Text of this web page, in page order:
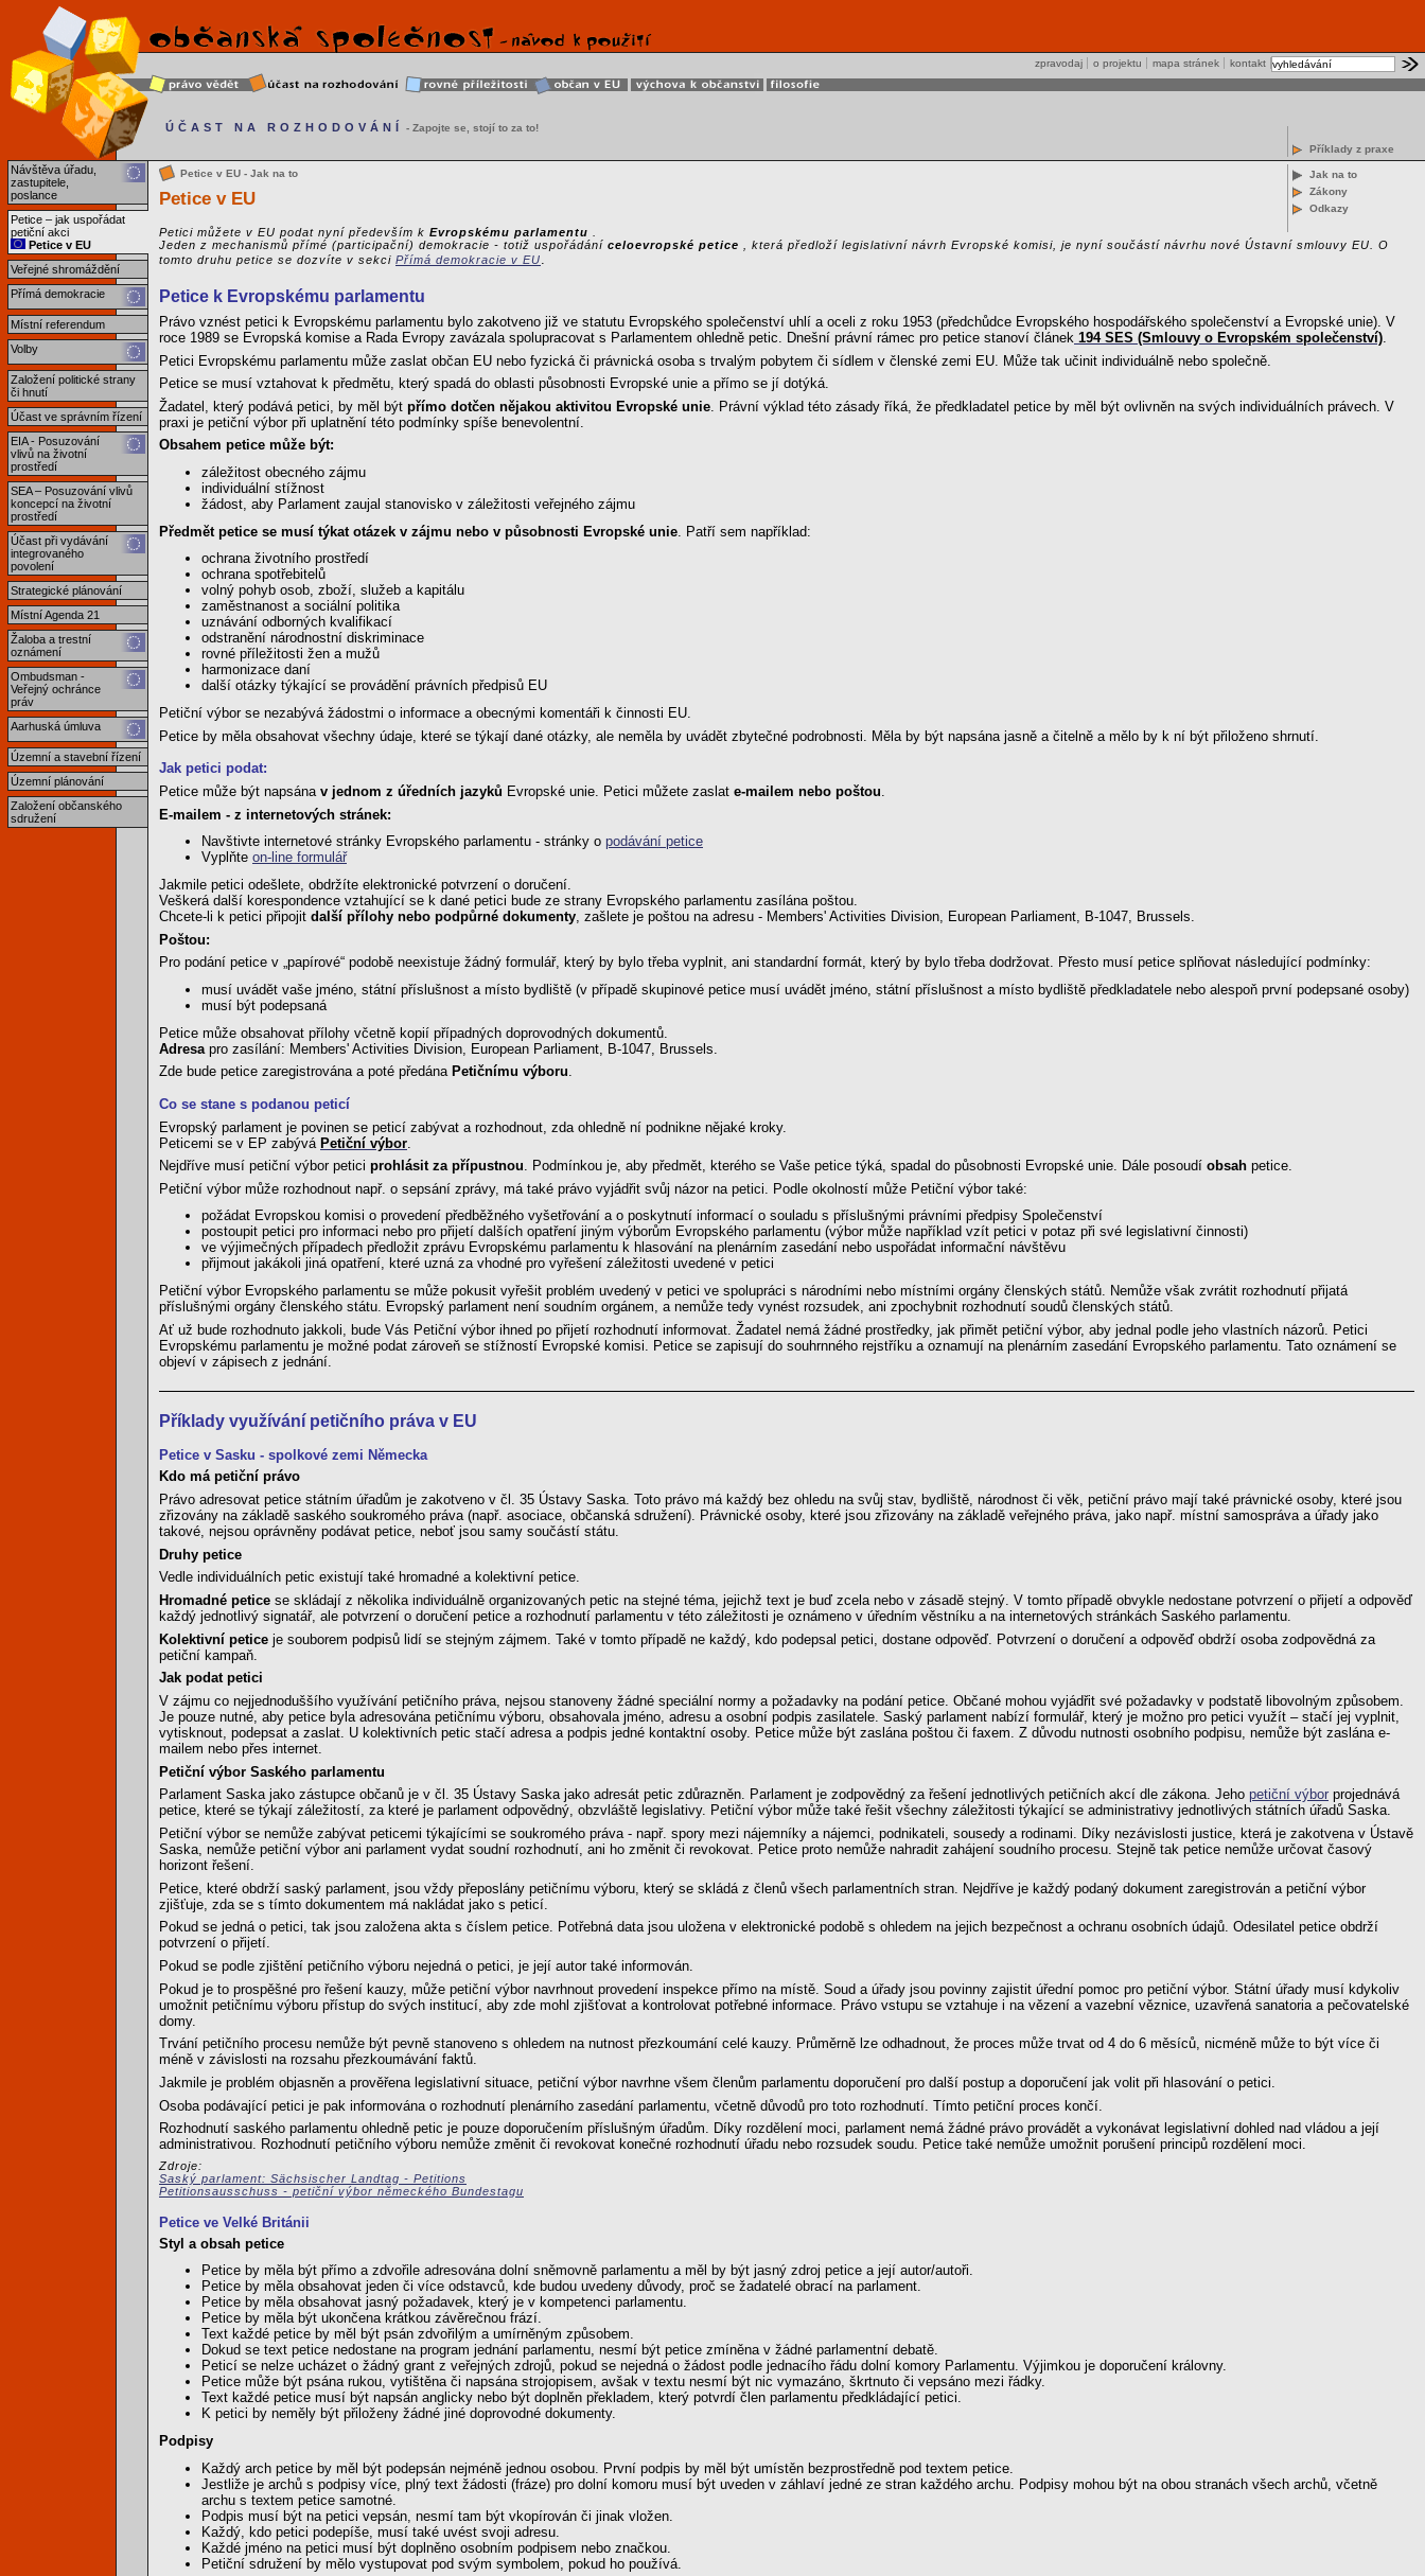
kontakt
mapa stránek
o projektu
zpravodaj
Návštěva úřadu,
zastupitele,
poslance
Petice – jak uspořádat
petiční akci
Petice v EU
Veřejné shromáždění
Přímá demokracie
Místní referendum
Volby
Založení politické strany
či hnutí
Účast ve správním řízení
EIA - Posuzování
vlivů na životní
prostředí
SEA – Posuzování vlivů
koncepcí na životní
prostředí
Účast při vydávání
integrovaného
povolení
Strategické plánování
Místní Agenda 21
Žaloba a trestní
oznámení
Ombudsman -
Veřejný ochránce
práv
Aarhuská úmluva
Územní a stavební řízení
Územní plánování
Založení občanského
sdružení
ÚČAST NA ROZHODOVÁNÍ
- Zapojte se, stojí to za to!
Příklady z praxe
Jak na to
Zákony
Odkazy
Petice v EU - Jak na to
Petice v EU
Petici můžete v EU podat nyní především k Evropskému parlamentu .
Jeden z mechanismů přímé (participační) demokracie - totiž uspořádání celoevropské petice , která předloží legislativní návrh Evropské komisi, je nyní součástí návrhu nové Ústavní smlouvy EU. O
tomto druhu petice se dozvíte v sekci Přímá demokracie v EU.
Petice k Evropskému parlamentu
Právo vznést petici k Evropskému parlamentu bylo zakotveno již ve statutu Evropského společenství uhlí a oceli z roku 1953 (předchůdce Evropského hospodářského společenství a Evropské unie). V
roce 1989 se Evropská komise a Rada Evropy zavázala spolupracovat s Parlamentem ohledně petic. Dnešní právní rámec pro petice stanoví článek 194 SES (Smlouvy o Evropském společenství)
Petici Evropskému parlamentu může zaslat občan EU nebo fyzická či právnická osoba s trvalým pobytem či sídlem v členské zemi EU. Může tak učinit individuálně nebo společně.
Petice se musí vztahovat k předmětu, který spadá do oblasti působnosti Evropské unie a přímo se jí dotýká.
Žadatel, který podává petici, by měl být přímo dotčen nějakou aktivitou Evropské unie . Právní výklad této zásady říká, že předkladatel petice by měl být ovlivněn na svých individuálních právech. V
praxi je petiční výbor při uplatnění této podmínky spíše benevolentní.
Obsahem petice může být:
záležitost obecného zájmu
individuální stížnost
žádost, aby Parlament zaujal stanovisko v záležitosti veřejného zájmu
Předmět petice se musí týkat otázek v zájmu nebo v působnosti Evropské unie . Patří sem například:
ochrana životního prostředí
ochrana spotřebitelů
volný pohyb osob, zboží, služeb a kapitálu
zaměstnanost a sociální politika
uznávání odborných kvalifikací
odstranění národnostní diskriminace
rovné příležitosti žen a mužů
harmonizace daní
další otázky týkající se provádění právních předpisů EU
Petiční výbor se nezabývá žádostmi o informace a obecnými komentáři k činnosti EU.
Petice by měla obsahovat všechny údaje, které se týkají dané otázky, ale neměla by uvádět zbytečné podrobnosti. Měla by být napsána jasně a čitelně a mělo by k ní být přiloženo shrnutí.
Jak petici podat:
Petice může být napsána v jednom z úředních jazyků Evropské unie. Petici můžete zaslat e-mailem nebo poštou.
E-mailem - z internetových stránek:
Navštivte internetové stránky Evropského parlamentu - stránky o podávání petice
Vyplňte on-line formulář
Jakmile petici odešlete, obdržíte elektronické potvrzení o doručení.
Veškerá další korespondence vztahující se k dané petici bude ze strany Evropského parlamentu zasílána poštou.
Chcete-li k petici připojit další přílohy nebo podpůrné dokumenty , zašlete je poštou na adresu - Members' Activities Division, European Parliament, B-1047, Brussels.
Poštou:
Pro podání petice v „papírové“ podobě neexistuje žádný formulář, který by bylo třeba vyplnit, ani standardní formát, který by bylo třeba dodržovat. Přesto musí petice splňovat následující podmínky:
musí uvádět vaše jméno, státní příslušnost a místo bydliště (v případě skupinové petice musí uvádět jméno, státní příslušnost a místo bydliště předkladatele nebo alespoň první podepsané osoby)
musí být podepsaná
Petice může obsahovat přílohy včetně kopií případných doprovodných dokumentů.
Adresa pro zasílání: Members' Activities Division, European Parliament, B-1047, Brussels.
Zde bude petice zaregistrována a poté předána Petičnímu výboru.
Co se stane s podanou peticí
Evropský parlament je povinen se peticí zabývat a rozhodnout, zda ohledně ní podnikne nějaké kroky.
Peticemi se v EP zabývá Petiční výbor
Nejdříve musí petiční výbor petici prohlásit za přípustnou. Podmínkou je, aby předmět, kterého se Vaše petice týká, spadal do působnosti Evropské unie. Dále posoudí obsah petice.
Petiční výbor může rozhodnout např. o sepsání zprávy, má také právo vyjádřit svůj názor na petici. Podle okolností může Petiční výbor také:
požádat Evropskou komisi o provedení předběžného vyšetřování a o poskytnutí informací o souladu s příslušnými právními předpisy Společenství
postoupit petici pro informaci nebo pro přijetí dalších opatření jiným výborům Evropského parlamentu (výbor může například vzít petici v potaz při své legislativní činnosti)
ve výjimečných případech předložit zprávu Evropskému parlamentu k hlasování na plenárním zasedání nebo uspořádat informační návštěvu
přijmout jakákoli jiná opatření, které uzná za vhodné pro vyřešení záležitosti uvedené v petici
Petiční výbor Evropského parlamentu se může pokusit vyřešit problém uvedený v petici ve spolupráci s národními nebo místními orgány členských států. Nemůže však zvrátit rozhodnutí přijatá
příslušnými orgány členského státu. Evropský parlament není soudním orgánem, a nemůže tedy vynést rozsudek, ani zpochybnit rozhodnutí soudů členských států.
Ať už bude rozhodnuto jakkoli, bude Vás Petiční výbor ihned po přijetí rozhodnutí informovat. Žadatel nemá žádné prostředky, jak přimět petiční výbor, aby jednal podle jeho vlastních názorů. Petici
Evropskému parlamentu je možné podat zároveň se stížností Evropské komisi. Petice se zapisují do souhrnného rejstříku a oznamují na plenárním zasedání Evropského parlamentu. Tato oznámení se
objeví v zápisech z jednání.
Příklady využívání petičního práva v EU
Petice v Sasku - spolkové zemi Německa
Kdo má petiční právo
Právo adresovat petice státním úřadům je zakotveno v čl. 35 Ústavy Saska. Toto právo má každý bez ohledu na svůj stav, bydliště, národnost či věk, petiční právo mají také právnické osoby, které jsou
zřizovány na základě saského soukromého práva (např. asociace, občanská sdružení). Právnické osoby, které jsou zřizovány na základě veřejného práva, jako např. místní samospráva a úřady jako
takové, nejsou oprávněny podávat petice, neboť jsou samy součástí státu.
Druhy petice
Vedle individuálních petic existují také hromadné a kolektivní petice.
Hromadné petice se skládají z několika individuálně organizovaných petic na stejné téma, jejichž text je buď zcela nebo v zásadě stejný. V tomto případě obvykle nedostane potvrzení o přijetí a odpověď
každý jednotlivý signatář, ale potvrzení o doručení petice a rozhodnutí parlamentu v této záležitosti je oznámeno v úředním věstníku a na internetových stránkách Saského parlamentu.
Kolektivní petice je souborem podpisů lidí se stejným zájmem. Také v tomto případě ne každý, kdo podepsal petici, dostane odpověď. Potvrzení o doručení a odpověď obdrží osoba zodpovědná za
petiční kampaň.
Jak podat petici
V zájmu co nejjednoduššího využívání petičního práva, nejsou stanoveny žádné speciální normy a požadavky na podání petice. Občané mohou vyjádřit své požadavky v podstatě libovolným způsobem.
Je pouze nutné, aby petice byla adresována petičnímu výboru, obsahovala jméno, adresu a osobní podpis zasilatele. Saský parlament nabízí formulář, který je možno pro petici využít – stačí jej vyplnit,
vytisknout, podepsat a zaslat. U kolektivních petic stačí adresa a podpis jedné kontaktní osoby. Petice může být zaslána poštou či faxem. Z důvodu nutnosti osobního podpisu, nemůže být zaslána e-
mailem nebo přes internet.
Petiční výbor Saského parlamentu
Parlament Saska jako zástupce občanů je v čl. 35 Ústavy Saska jako adresát petic zdůrazněn. Parlament je zodpovědný za řešení jednotlivých petičních akcí dle zákona. Jeho petiční výbor projednává
petice, které se týkají záležitostí, za které je parlament odpovědný, obzvláště legislativy. Petiční výbor může také řešit všechny záležitosti týkající se administrativy jednotlivých státních úřadů Saska.
Petiční výbor se nemůže zabývat peticemi týkajícími se soukromého práva - např. spory mezi nájemníky a nájemci, podnikateli, sousedy a rodinami. Díky nezávislosti justice, která je zakotvena v Ústavě
Saska, nemůže petiční výbor ani parlament vydat soudní rozhodnutí, ani ho změnit či revokovat. Petice proto nemůže nahradit zahájení soudního procesu. Stejně tak petice nemůže určovat časový
horizont řešení.
Petice, které obdrží saský parlament, jsou vždy přeposlány petičnímu výboru, který se skládá z členů všech parlamentních stran. Nejdříve je každý podaný dokument zaregistrován a petiční výbor
zjišťuje, zda se s tímto dokumentem má nakládat jako s peticí.
Pokud se jedná o petici, tak jsou založena akta s číslem petice. Potřebná data jsou uložena v elektronické podobě s ohledem na jejich bezpečnost a ochranu osobních údajů. Odesilatel petice obdrží
potvrzení o přijetí.
Pokud se podle zjištění petičního výboru nejedná o petici, je její autor také informován.
Pokud je to prospěšné pro řešení kauzy, může petiční výbor navrhnout provedení inspekce přímo na místě. Soud a úřady jsou povinny zajistit úřední pomoc pro petiční výbor. Státní úřady musí kdykoliv
umožnit petičnímu výboru přístup do svých institucí, aby zde mohl zjišťovat a kontrolovat potřebné informace. Právo vstupu se vztahuje i na vězení a vazební věznice, uzavřená sanatoria a pečovatelské
domy.
Trvání petičního procesu nemůže být pevně stanoveno s ohledem na nutnost přezkoumání celé kauzy. Průměrně lze odhadnout, že proces může trvat od 4 do 6 měsíců, nicméně může to být více či
méně v závislosti na rozsahu přezkoumávání faktů.
Jakmile je problém objasněn a prověřena legislativní situace, petiční výbor navrhne všem členům parlamentu doporučení pro další postup a doporučení jak volit při hlasování o petici.
Osoba podávající petici je pak informována o rozhodnutí plenárního zasedání parlamentu, včetně důvodů pro toto rozhodnutí. Tímto petiční proces končí.
Rozhodnutí saského parlamentu ohledně petic je pouze doporučením příslušným úřadům. Díky rozdělení moci, parlament nemá žádné právo provádět a vykonávat legislativní dohled nad vládou a její
administrativou. Rozhodnutí petičního výboru nemůže změnit či revokovat konečné rozhodnutí úřadu nebo rozsudek soudu. Petice také nemůže umožnit porušení principů rozdělení moci.
Zdroje:
Saský parlament: Sächsischer Landtag - Petitions
Petitionsausschuss - petiční výbor německého Bundestagu
Petice ve Velké Británii
Styl a obsah petice
Petice by měla být přímo a zdvořile adresována dolní sněmovně parlamentu a měl by být jasný zdroj petice a její autor/autoři.
Petice by měla obsahovat jeden či více odstavců, kde budou uvedeny důvody, proč se žadatelé obrací na parlament.
Petice by měla obsahovat jasný požadavek, který je v kompetenci parlamentu.
Petice by měla být ukončena krátkou závěrečnou frází.
Text každé petice by měl být psán zdvořilým a umírněným způsobem.
Dokud se text petice nedostane na program jednání parlamentu, nesmí být petice zmíněna v žádné parlamentní debatě.
Peticí se nelze ucházet o žádný grant z veřejných zdrojů, pokud se nejedná o žádost podle jednacího řádu dolní komory Parlamentu. Výjimkou je doporučení královny.
Petice může být psána rukou, vytištěna či napsána strojopisem, avšak v textu nesmí být nic vymazáno, škrtnuto či vepsáno mezi řádky.
Text každé petice musí být napsán anglicky nebo být doplněn překladem, který potvrdí člen parlamentu předkládající petici.
K petici by neměly být přiloženy žádné jiné doprovodné dokumenty.
Podpisy
Každý arch petice by měl být podepsán nejméně jednou osobou. První podpis by měl být umístěn bezprostředně pod textem petice.
Jestliže je archů s podpisy více, plný text žádosti (fráze) pro dolní komoru musí být uveden v záhlaví jedné ze stran každého archu. Podpisy mohou být na obou stranách všech archů, včetně
archu s textem petice samotné.
Podpis musí být na petici vepsán, nesmí tam být vkopírován či jinak vložen.
Každý, kdo petici podepíše, musí také uvést svoji adresu.
Každé jméno na petici musí být doplněno osobním podpisem nebo značkou.
Petiční sdružení by mělo vystupovat pod svým symbolem, pokud ho používá.